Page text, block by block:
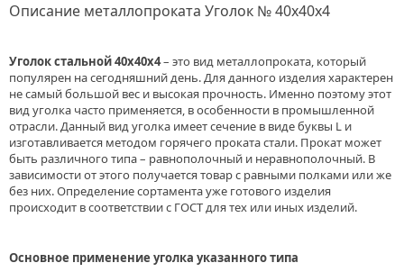
Описание металлопроката Уголок № 40х40х4
Уголок стальной 40х40х4– это вид металлопроката, который
популярен на сегодняшний день. Для данного изделия характерен
не самый большой вес и высокая прочность. Именно поэтому этот
вид уголка часто применяется, в особенности в промышленной
отрасли. Данный вид уголка имеет сечение в виде буквы L и
изготавливается методом горячего проката стали. Прокат может
быть различного типа – равнополочный и неравнополочный. В
зависимости от этого получается товар с равными полками или же
без них. Определение сортамента уже готового изделия
происходит в соответствии с ГОСТ для тех или иных изделий.
Основное применение уголка указанного типа